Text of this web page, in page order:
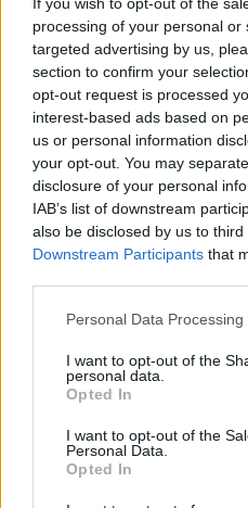
processing of your personal
targeted advertising by us,
section to confirm your
opt-out request is processed
interest-based ads based on
us or personal information
your opt-out. You may
disclosure of your personal
IAB’s list of downstream
also be disclosed by us to
Downstream Participants that
Please note that this website/
not limited to your visit or
grant or deny consent to
use your data for below
consent section.
Personal Data
I want to opt-out of the
personal data.
Opted In
I want to opt-out of the
Personal Data.
Opted In
Ez a téma nem sok embernek
mégis valakinek segít.
szeretnéd nézni a világot,
máshogyan is? Sokan nem
hogy „te tehetsz saját
Lelki edző A tükör 2021.03.29
Saját vélemény következik a
használjuk, de talán nem
használja valaki talán nem is
„játszottál” ilyet? Amikor azt